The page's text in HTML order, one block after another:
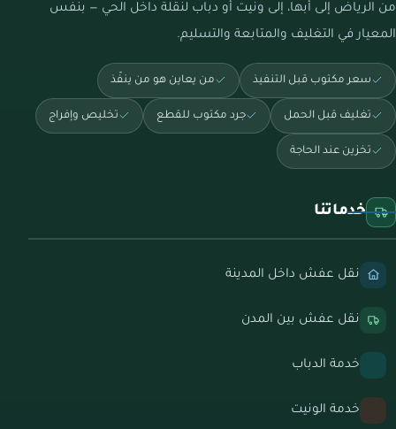
من الرياض إلى أبها، إلى ونيت أو دباب لنقلة داخل الحي — بنفس
المعيار في التغليف والمتابعة والتسليم.
سعر مكتوب قبل التنفيذ من يعاين هو من ينفّذ
تغليف قبل الحمل جرد مكتوب للقطع تخليص وإفراج
تخزين عند الحاجة
خدماتنا
نقل عفش داخل المدينة
نقل عفش بين المدن
خدمة الدباب
خدمة الونيت